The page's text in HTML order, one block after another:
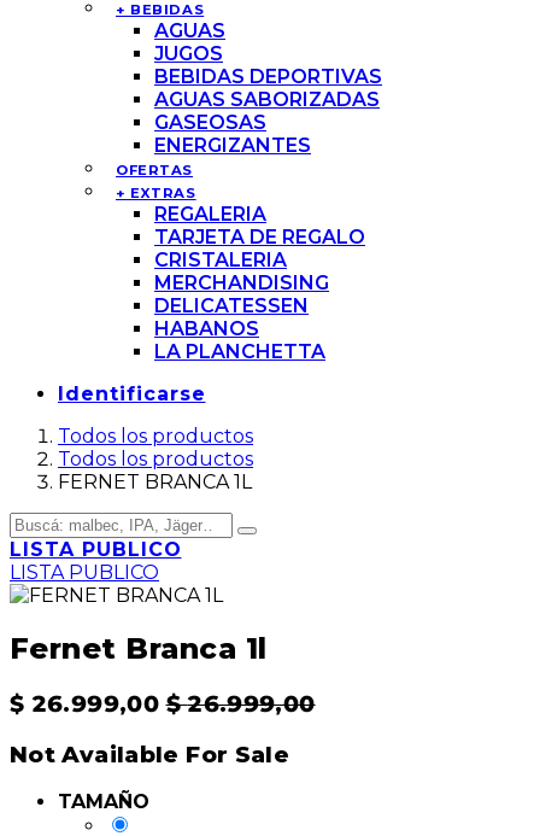
+ BEBIDAS
AGUAS
JUGOS
BEBIDAS DEPORTIVAS
AGUAS SABORIZADAS
GASEOSAS
ENERGIZANTES
OFERTAS
+ EXTRAS
REGALERIA
TARJETA DE REGALO
CRISTALERIA
MERCHANDISING
DELICATESSEN
HABANOS
LA PLANCHETTA
Identificarse
Todos los productos
Todos los productos
FERNET BRANCA 1L
LISTA PUBLICO
LISTA PUBLICO
Fernet Branca 1l
$ 26.999,00 $26.999,00
Not Available For Sale
TAMAÑO